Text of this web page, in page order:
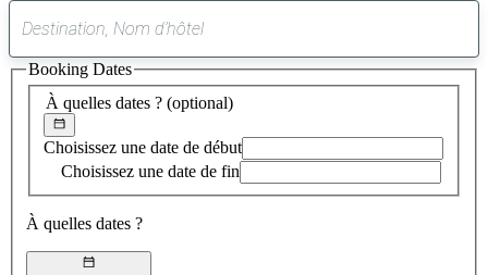
suggestion
trouvée
À quelles dates ? (optional)
Choisissez une date de début
Choisissez une date de fin
À quelles dates ?
Booking Dates